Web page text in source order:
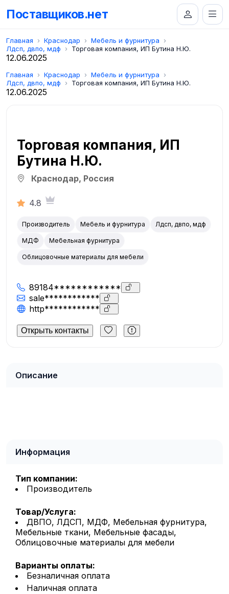
Поставщиков.нет
Главная Краснодар
Мебель и фурнитура
Лдсп, двпо, мдф
Торговая компания, ИП Бутина Н.Ю.
12.06.2025
Главная Краснодар
Мебель и фурнитура
Лдсп, двпо, мдф
Торговая компания, ИП Бутина Н.Ю.
12.06.2025
Торговая компания, ИП
Бутина Н.Ю.
Краснодар, Россия
4.8
Производитель Мебель и фурнитура Лдсп, двпо, мдф
МДФ Мебельная фурнитура
Облицовочные материалы для мебели
89184************
sale************
http************
Открыть контакты
Описание
Информация
Тип компании:
Производитель
Товар/Услуга:
ДВПО, ЛДСП, МДФ, Мебельная фурнитура,
Мебельные ткани, Мебельные фасады,
Облицовочные материалы для мебели
Варианты оплаты:
Безналичная оплата
Наличная оплата